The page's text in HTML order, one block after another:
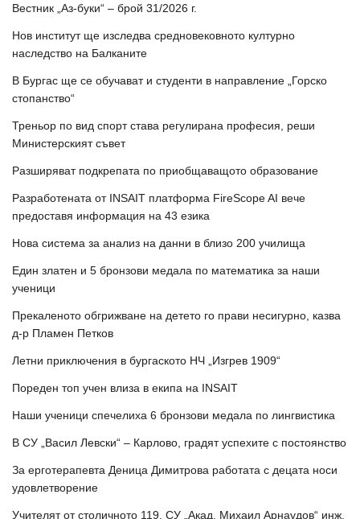
Вестник „Аз-буки“ – брой 31/2026 г.
Нов институт ще изследва средновековното културно
наследство на Балканите
В Бургас ще се обучават и студенти в направление „Горско
стопанство“
Треньор по вид спорт става регулирана професия, реши
Министерският съвет
Разширяват подкрепата по приобщаващото образование
Разработената от INSAIT платформа FireScope AI вече
предоставя информация на 43 езика
Нова система за анализ на данни в близо 200 училища
Един златен и 5 бронзови медала по математика за наши
ученици
Прекаленото обгрижване на детето го прави несигурно, казва
д-р Пламен Петков
Летни приключения в бургаското НЧ „Изгрев 1909“
Пореден топ учен влиза в екипа на INSAIT
Наши ученици спечелиха 6 бронзови медала по лингвистика
В СУ „Васил Левски“ – Карлово, градят успехите с постоянство
За ерготерапевта Деница Димитрова работата с децата носи
удовлетворение
Учителят от столичното 119. СУ „Акад. Михаил Арнаудов“ инж.